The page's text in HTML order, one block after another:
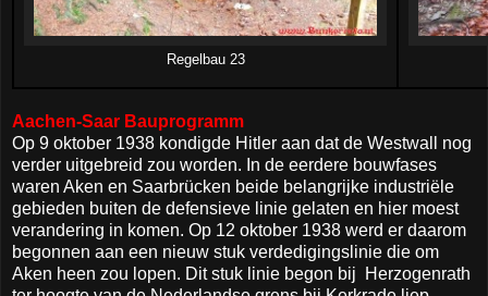
Regelbau 23
Aachen-Saar Bauprogramm
Op 9 oktober 1938 kondigde Hitler aan dat de Westwall nog
verder uitgebreid zou worden. In de eerdere bouwfases
waren Aken en Saarbrücken beide belangrijke industriële
gebieden buiten de defensieve linie gelaten en hier moest
verandering in komen. Op 12 oktober 1938 werd er daarom
begonnen aan een nieuw stuk verdedigingslinie die om
Aken heen zou lopen. Dit stuk linie begon bij Herzogenrath